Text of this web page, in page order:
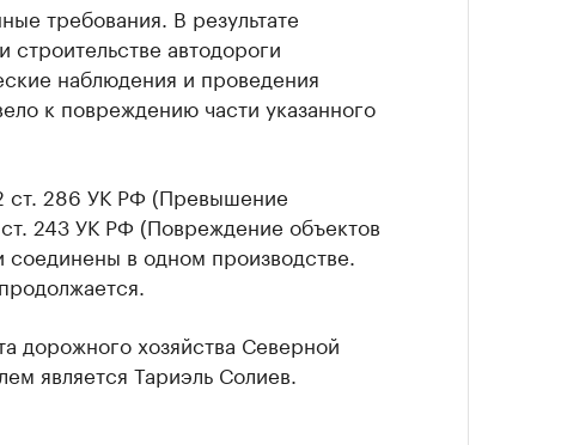
требования. В результате
строительстве автодороги
наблюдения и проведения
к повреждению части указанного
ст. 286 УК РФ (Превышение
243 УК РФ (Повреждение объектов
в одном производстве.
дорожного хозяйства Северной
является Тариэль Солиев.